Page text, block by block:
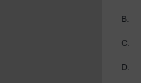
B.
C.
D.